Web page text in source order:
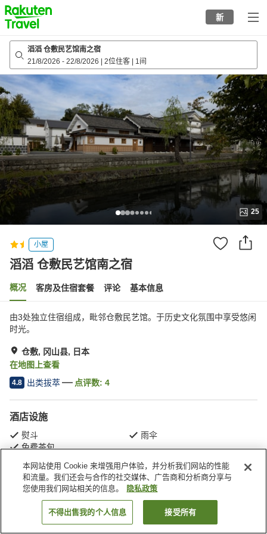
to
top
page
新
滔滔 仓敷民艺馆南之宿
21/8/2026 - 22/8/2026 2位住客 1间
25
小屋
滔滔 仓敷民艺馆南之宿
概况 客房及住宿套餐 评论 基本信息
由3处独立住宿组成，毗邻仓敷民艺馆。于历史文化氛围中享受悠闲
时光。
仓敷, 冈山县, 日本
在地图上查看
4.8 出类拔萃 点评数: 4
酒店设施
熨斗
雨伞
免费茶包
首页 日本 冈山县 仓敷 滔滔 仓敷民艺馆南之宿
搜索客房
本网站使用 Cookie 来增强用户体验，并分析我们网站的性能
和流量。我们还会与合作的社交媒体、广告商和分析商分享与
您使用我们网站相关的信息。
隐私政策
不得出售我的个人信息 接受所有